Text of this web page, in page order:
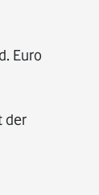
Euro
der